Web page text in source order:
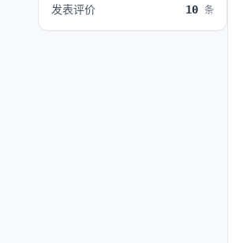
发表评价 10 条